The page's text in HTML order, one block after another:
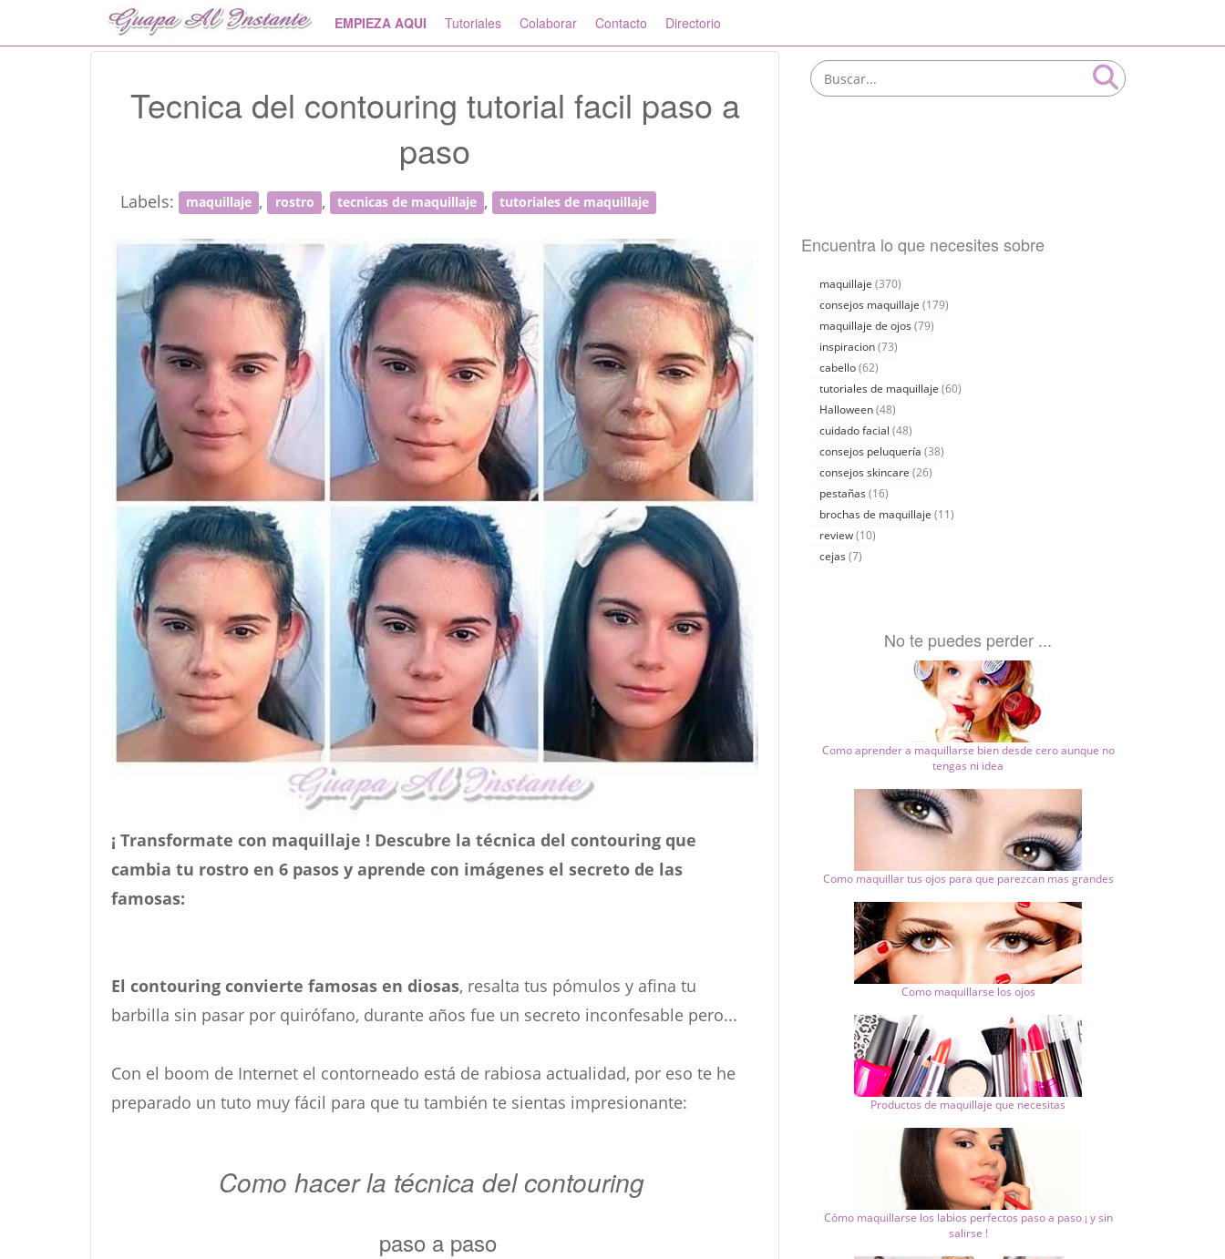
EMPIEZA AQUI Tutoriales Colaborar Contacto Directorio
Tecnica del contouring tutorial facil paso a
paso
Labels: maquillaje , rostro , tecnicas de maquillaje , tutoriales de maquillaje
¡ Transformate con maquillaje ! Descubre la técnica del contouring que
cambia tu rostro en 6 pasos y aprende con imágenes el secreto de las
famosas:
El contouring convierte famosas en diosas, resalta tus pómulos y afina tu
barbilla sin pasar por quirófano, durante años fue un secreto inconfesable pero...
Con el boom de Internet el contorneado está de rabiosa actualidad, por eso te he
preparado un tuto muy fácil para que tu también te sientas impresionante:
Como hacer la técnica del contouring
paso a paso
Encuentra lo que necesites sobre
maquillaje (370)
consejos maquillaje (179)
maquillaje de ojos (79)
inspiracion(73)
cabello(62)
tutoriales de maquillaje (60)
Halloween(48)
cuidado facial (48)
consejos peluquería (38)
consejos skincare (26)
pestañas (16)
brochas de maquillaje (11)
review(10)
cejas (7)
No te puedes perder ...
Como aprender a maquillarse bien desde cero aunque no
tengas ni idea
Como maquillar tus ojos para que parezcan mas grandes
Como maquillarse los ojos
Productos de maquillaje que necesitas
Cómo maquillarse los labios perfectos paso a paso ¡ y sin
salirse !